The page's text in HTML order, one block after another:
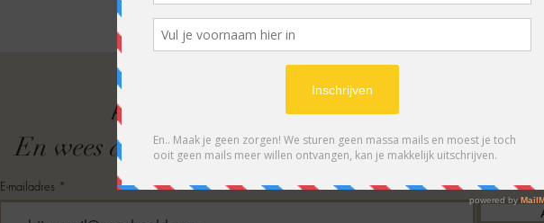
ABONNEER OP ONZE NIEUWSBRIEF
En wees als eerste op de hoogte van acties en- /
E-mailadres